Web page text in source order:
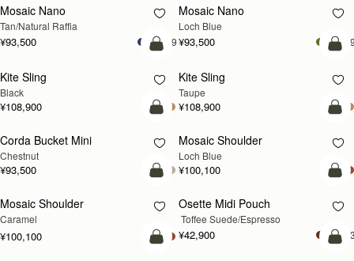
予約する
Mosaic Nano
Tan/Natural Raffia
¥93,500 +9
新登場
Mosaic Nano
Loch Blue
¥93,500
カートに追加
Kite Sling
Black
¥108,900
カ
Kite Sling
Taupe
¥108,900
カートに追加
Corda Bucket Mini
Chestnut
¥93,500
新登場
カ
Mosaic Shoulder
Loch Blue
¥100,100
予約する
予約する
Mosaic Shoulder
Caramel
¥100,100
カ
Osette Midi Pouch
Toffee Suede/Espresso
¥42,900
カートに追加
カ